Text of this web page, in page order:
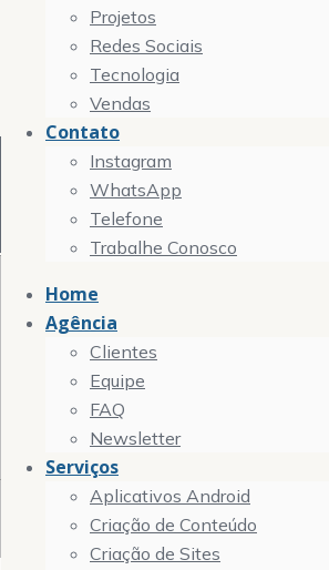
Projetos
Redes Sociais
Tecnologia
Vendas
Contato
Instagram
WhatsApp
Telefone
Trabalhe Conosco
Home
Agência
Clientes
Equipe
FAQ
Newsletter
Serviços
Aplicativos Android
Criação de Conteúdo
Criação de Sites